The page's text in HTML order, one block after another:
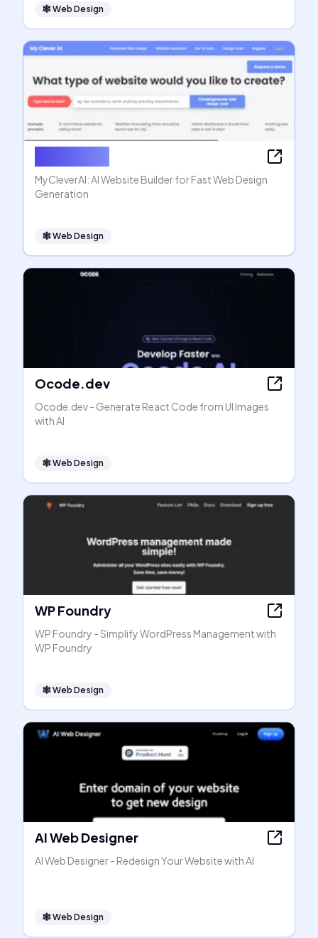
🕸Web Design
MyCleverAI: AI Website Builder for Fast Web Design
Generation
🕸Web Design
Ocode.dev
Ocode.dev - Generate React Code from UI Images
with AI
🕸Web Design
WP Foundry
WP Foundry - Simplify WordPress Management with
WP Foundry
🕸Web Design
AI Web Designer
AI Web Designer - Redesign Your Website with AI
🕸Web Design